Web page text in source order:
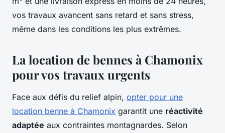
vos travaux avancent sans retard et sans stress,
même dans les conditions les plus extrêmes.
La location de bennes à Chamonix
pour vos travaux urgents
Face aux défis du relief alpin, opter pour une
location benne à Chamonix garantit une réactivité
adaptée aux contraintes montagnardes. Selon